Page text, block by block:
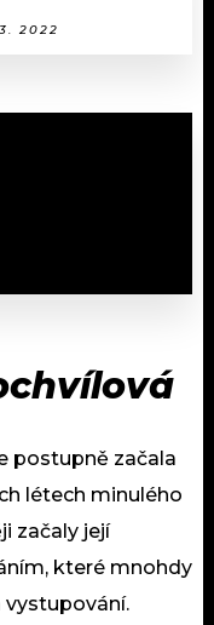
2022
postupně začala
létech minulého
začaly její
které mnohdy